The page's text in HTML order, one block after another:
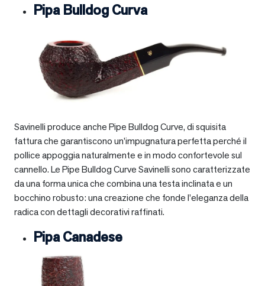
Pipa Bulldog Curva
Savinelli produce anche Pipe Bulldog Curve, di squisita
fattura che garantiscono un’impugnatura perfetta perché il
pollice appoggia naturalmente e in modo confortevole sul
cannello. Le Pipe Bulldog Curve Savinelli sono caratterizzate
da una forma unica che combina una testa inclinata e un
bocchino robusto: una creazione che fonde l’eleganza della
radica con dettagli decorativi raffinati.
Pipa Canadese